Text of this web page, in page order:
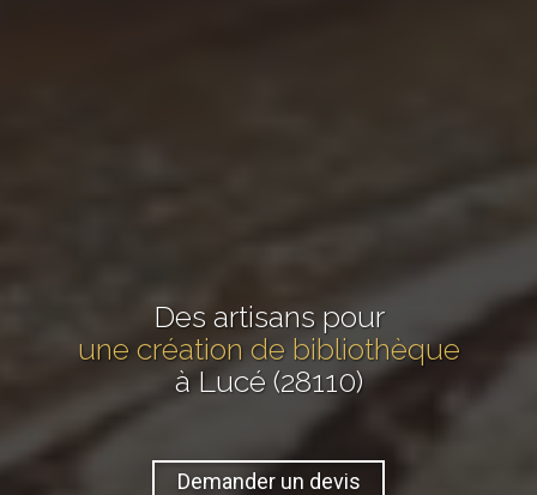
Des artisans pour
une création de bibliothèque
à Lucé (28110)
Demander un devis